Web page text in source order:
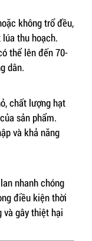
không trổ đều,
thu hoạch.
thể lên đến 70-
dân.
chất lượng hạt
sản phẩm.
và khả năng
nhanh chóng
điều kiện thời
và gây thiệt hại